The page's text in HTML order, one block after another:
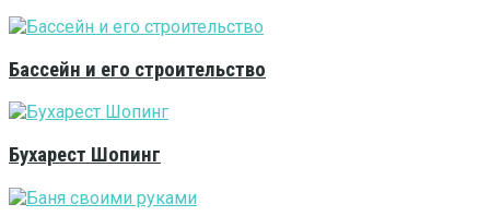
Бассейн и его строительство
Бухарест Шопинг